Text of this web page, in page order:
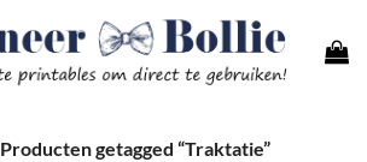
Producten getagged “Traktatie”